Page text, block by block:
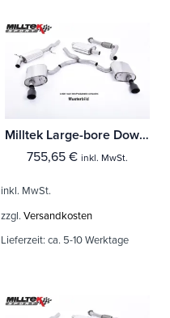
Milltek Large-bore Downpipe und De-cat Mercedes CLA-Class CLA35 AMG 2.0 Turbo Coupe & Shooting Brake (Ohne-OPF/GPF Modelle)
755,65 € inkl. MwSt.
inkl. MwSt.
zzgl. Versandkosten
Lieferzeit: ca. 5-10 Werktage